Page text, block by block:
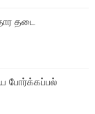
தடை
போர்க்கப்பல்